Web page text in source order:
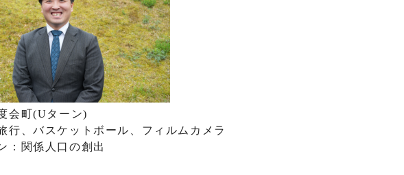
会町(Uターン)
行、バスケットボール、フィルムカメラ
：関係人口の創出